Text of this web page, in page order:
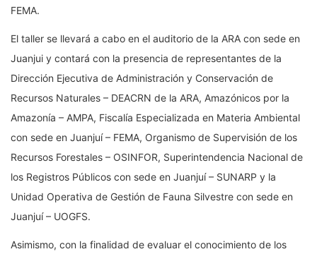
FEMA.
El taller se llevará a cabo en el auditorio de la ARA con sede en
Juanjui y contará con la presencia de representantes de la
Dirección Ejecutiva de Administración y Conservación de
Recursos Naturales – DEACRN de la ARA, Amazónicos por la
Amazonía – AMPA, Fiscalía Especializada en Materia Ambiental
con sede en Juanjuí – FEMA, Organismo de Supervisión de los
Recursos Forestales – OSINFOR, Superintendencia Nacional de
los Registros Públicos con sede en Juanjuí – SUNARP y la
Unidad Operativa de Gestión de Fauna Silvestre con sede en
Juanjuí – UOGFS.
Asimismo, con la finalidad de evaluar el conocimiento de los